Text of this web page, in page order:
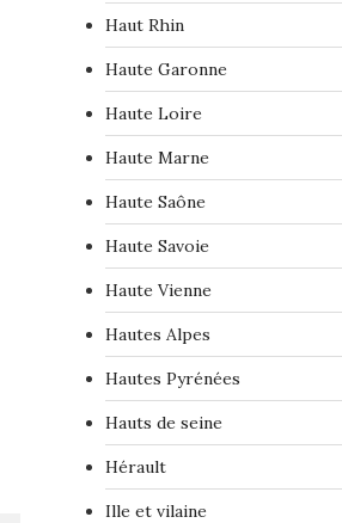
Haut Rhin
Haute Garonne
Haute Loire
Haute Marne
Haute Saône
Haute Savoie
Haute Vienne
Hautes Alpes
Hautes Pyrénées
Hauts de seine
Hérault
Ille et vilaine